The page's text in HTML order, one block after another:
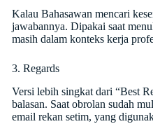
Kalau Bahasawan mencari
jawabannya. Dipakai saat
masih dalam konteks kerja
3. Regards
Versi lebih singkat dari “Best
balasan. Saat obrolan sudah
email rekan setim, yang